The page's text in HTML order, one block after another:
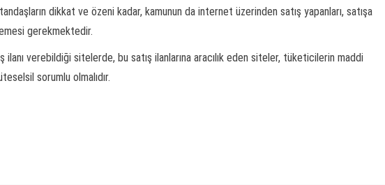
dikkat ve özeni kadar, kamunun da internet üzerinden satış yapanları, satışa
gerekmektedir.
ilanı verebildiği sitelerde, bu satış ilanlarına aracılık eden siteler, tüketicilerin maddi
sorumlu olmalıdır.